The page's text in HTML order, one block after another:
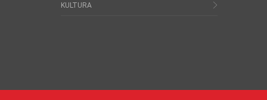
KULTURA